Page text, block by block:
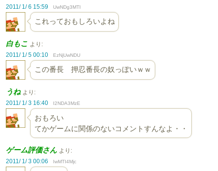
2011/ 1/ 6 15:59
UwNDg3MTI
これっておもしろいよね
白もこ より:
2011/ 1/ 5 00:10
EzNjUwNDU
この番長 押忍番長の奴っぽいｗｗ
うね より:
2011/ 1/ 3 16:40
I2NDA3MzE
おもろい
てかゲームに関係のないコメントすんなよ・・
ゲーム評価さん より:
2011/ 1/ 3 00:06
IwMTI4Mjc